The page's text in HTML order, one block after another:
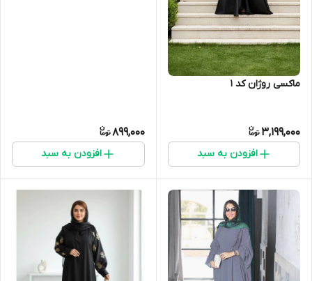
ماکسی روژان کد 1
3,199,000
افزودن به سبد
899,000
افزودن به سبد